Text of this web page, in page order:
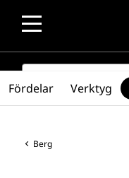
SEARCH
Berg
Fördelar Verktyg